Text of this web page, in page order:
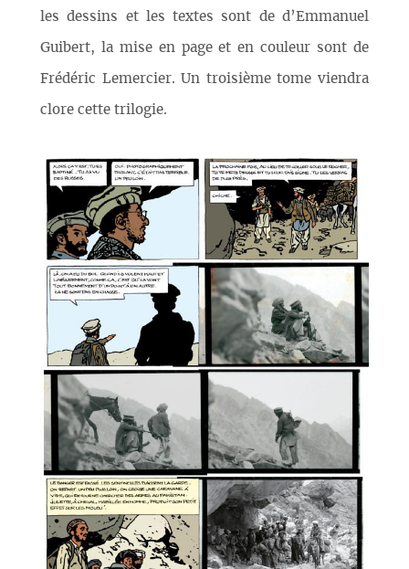
les dessins et les textes sont de d’Emmanuel
Guibert, la mise en page et en couleur sont de
Frédéric Lemercier. Un troisième tome viendra
clore cette trilogie.